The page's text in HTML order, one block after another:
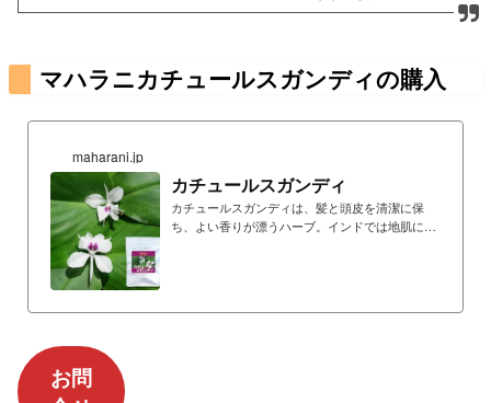
マハラニカチュールスガンディの購入
maharani.jp
カチュールスガンディ
カチュールスガンディは、髪と頭皮を清潔に保
ち、よい香りが漂うハーブ。インドでは地肌によ
お問